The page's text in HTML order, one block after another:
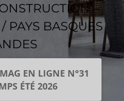
–
PAYS BASQUES
EN LIGNE N°31
ÉTÉ 2026